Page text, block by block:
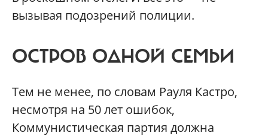
вызывая подозрений полиции.
ОСТРОВ ОДНОЙ СЕМЬИ
Тем не менее, по словам Рауля Кастро,
несмотря на 50 лет ошибок,
Коммунистическая партия должна